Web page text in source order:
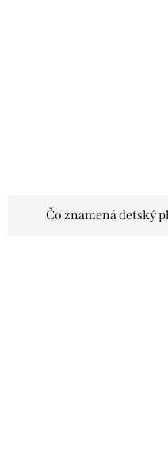
Čo znamená detský